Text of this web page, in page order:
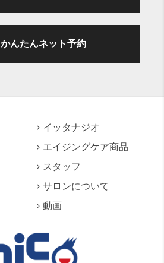
かんたんネット予約
イッタナジオ
エイジングケア商品
スタッフ
サロンについて
動画